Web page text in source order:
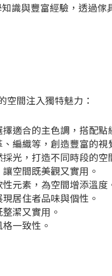
識與豐富經驗，透過
空間注入獨特魅力：
適合的主色調，搭配點
編織等，創造豐富的視
光，打造不同時段的空
空間既美觀又實用。
元素，為空間增添溫度
居住者品味與個性。
潔又實用。
一致性。